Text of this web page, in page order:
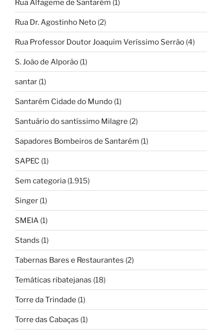
Rua Alfageme de Santarém (1)
Rua Dr. Agostinho Neto (2)
Rua Professor Doutor Joaquim Veríssimo Serrão (4)
S. João de Alporão (1)
santar (1)
Santarém Cidade do Mundo (1)
Santuário do santíssimo Milagre (2)
Sapadores Bombeiros de Santarém (1)
SAPEC (1)
Sem categoria (1.915)
Singer (1)
SMEIA (1)
Stands (1)
Tabernas Bares e Restaurantes (2)
Temáticas ribatejanas (18)
Torre da Trindade (1)
Torre das Cabaças (1)